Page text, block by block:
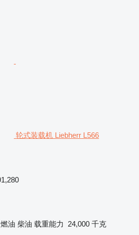
轮式装载机 Liebherr L566
燃油 柴油 载重能力
24,000 千克